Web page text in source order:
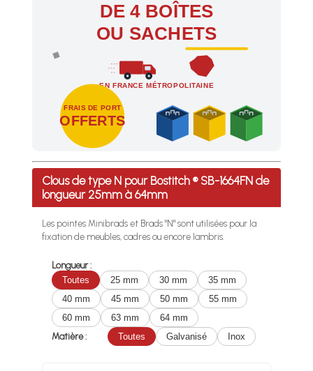
DE 4 BOÎTES
OU SACHETS
EN FRANCE MÉTROPOLITAINE
FRAIS DE PORT
OFFERTS
Profitez des Frais de port offerts en France
Clous de type N pour Bostitch ® SB-1664FN de
longueur 25mm à 64mm
Les pointes Minibrads et Brads "N" sont utilisées pour la
fixation de meubles, cadres ou encore lambris.
Longueur :
Toutes
25 mm 30 mm
35 mm
40 mm
45 mm 50 mm
55 mm
60 mm
63 mm
64 mm
Matière :
Toutes Galvanisé Inox